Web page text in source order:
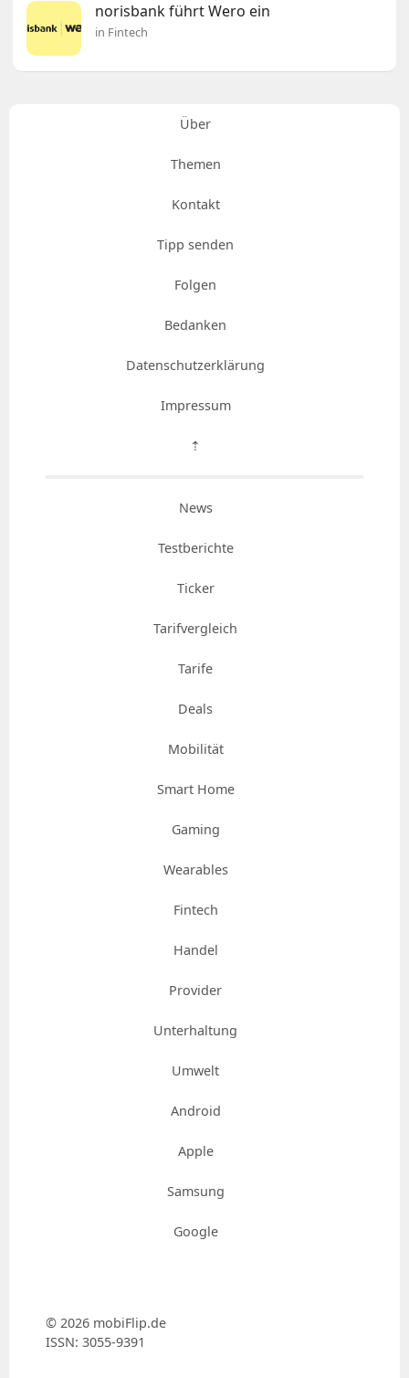
norisbank führt Wero ein
in Fintech
Über
Themen
Kontakt
Tipp senden
Folgen
Bedanken
Datenschutzerklärung
Impressum
⇡
News
Testberichte
Ticker
Tarifvergleich
Tarife
Deals
Mobilität
Smart Home
Gaming
Wearables
Fintech
Handel
Provider
Unterhaltung
Umwelt
Android
Apple
Samsung
Google
© 2026 mobiFlip.de
ISSN: 3055-9391